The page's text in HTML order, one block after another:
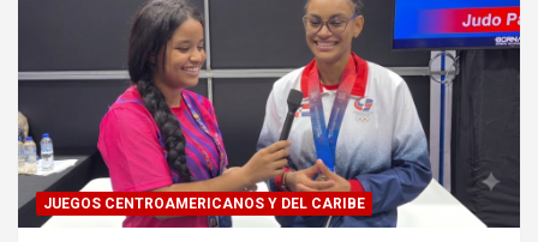
JUEGOS CENTROAMERICANOS Y DEL CARIBE